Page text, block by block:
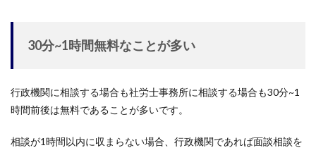
30分~1時間無料なことが多い
行政機関に相談する場合も社労士事務所に相談する場合も30分~1
時間前後は無料であることが多いです。
相談が1時間以内に収まらない場合、行政機関であれば面談相談を